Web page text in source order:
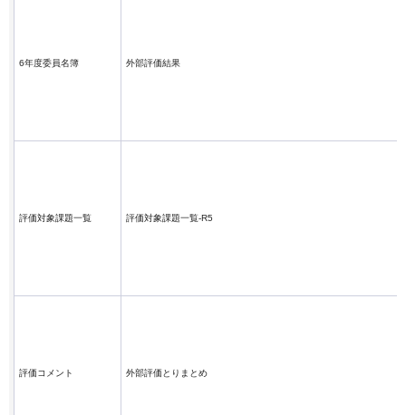
6年度委員名簿 外部評価結果
評価対象課題一覧 評価対象課題一覧-R5
評価コメント 外部評価とりまとめ